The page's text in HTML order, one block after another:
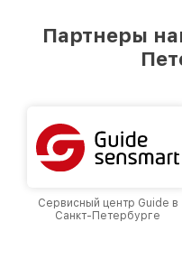
Партнеры
Сервисный центр Guide в
Санкт-Петербурге